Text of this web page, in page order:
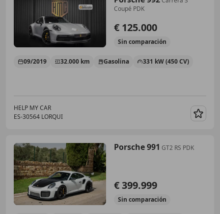
Coupé PDK
€ 125.000
Sin comparación
09/2019 32.000 km Gasolina 331 kW (450 CV)
HELP MY CAR
ES-30564 LORQUI
Porsche 991 GT2 RS PDK
€ 399.999
Sin comparación